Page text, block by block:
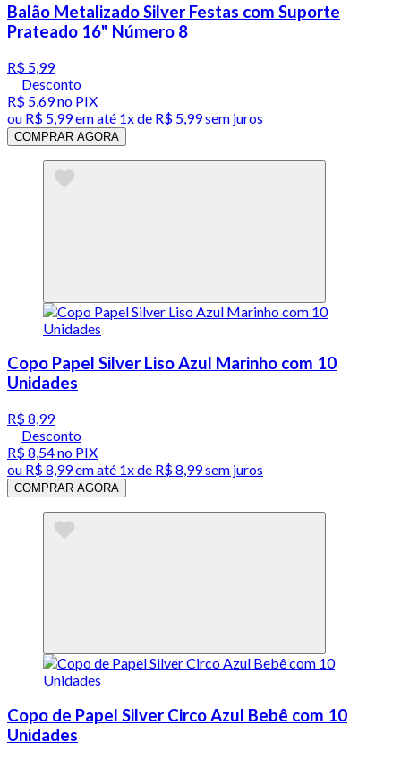
Balão Metalizado Silver Festas com Suporte
Prateado 16" Número 8
R$ 5,99
Desconto
R$ 5,69no PIX
ou R$ 5,99em até 1x de R$ 5,99sem juros
COMPRAR AGORA
Copo Papel Silver Liso Azul Marinho com 10
Unidades
R$ 8,99
Desconto
R$ 8,54no PIX
ou R$ 8,99em até 1x de R$ 8,99sem juros
COMPRAR AGORA
Copo de Papel Silver Circo Azul Bebê com 10
Unidades